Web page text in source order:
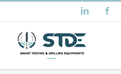
au
contenu
LinkedIn